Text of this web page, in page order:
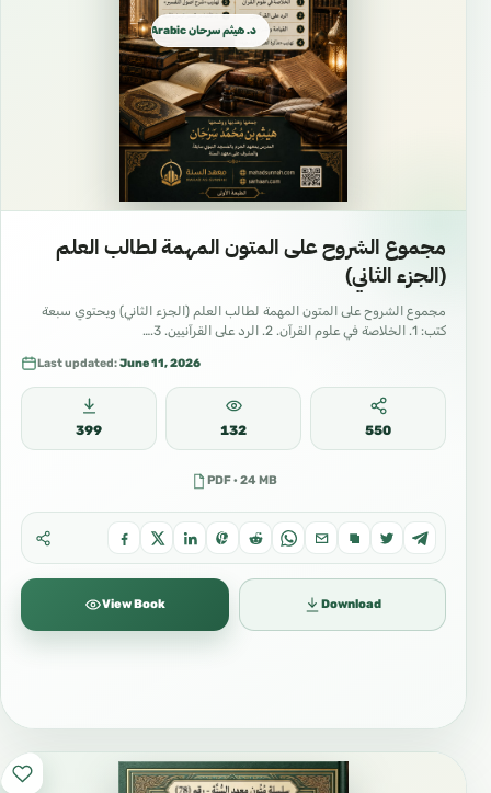
https://mahadsunnah.com/ar
تحميل الكتب 📚
https://sarhaan.com/a/arabic-
%d8%a7%d9%84%d8%b9%d8%b1%d8%a8%d9
%8a%d8%a9/
sarhaan
https://www.youtube.com/channel/UCEWJvdO
70daHA0yH-eC9caA
د. هيثم سرحان Arabic العربية
مجموع الشروح على المتون المهمة لطالب العلم
(الجزء الثاني)
مجموع الشروح على المتون المهمة لطالب العلم (الجزء الثاني) ويحتوي سبعة
كتب: 1. الخلاصة في علوم القرآن. 2. الرد على القرآنيين. 3.…
Last updated:June 11, 2026
399 132 550
PDF · 24 MB
View Book Download